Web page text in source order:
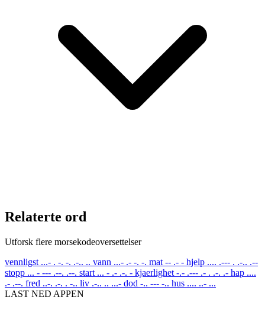
Relaterte ord
Utforsk flere morsekodeoversettelser
vennligst ...- . -. -. .-.. .. vann ...- .- -. -. mat -- .- - hjelp .... .--- . .-.. .--
stopp ... - --- .--. .--. start ... - .- .-. - kjaerlighet -.- .--- .- . .-. .- hap ....
.- .--. fred ..-. .-. . -.. liv .-.. .. ...- dod -.. --- -.. hus .... ..- ...
LAST NED APPEN